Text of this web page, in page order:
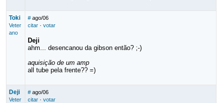
Toki
Veter
ano
# ago/06
citar· votar
Deji
ahm... desencanou da gibson então? ;-)
aquisição de um amp
all tube pela frente?? =)
Deji
Veter
# ago/06
citar· votar